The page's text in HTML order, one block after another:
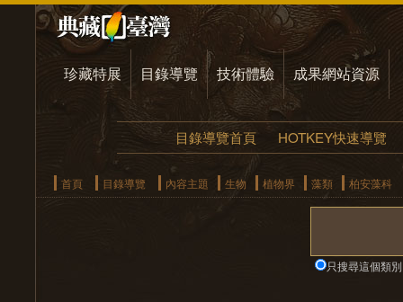
珍藏特展 目錄導覽 技術體驗 成果網站資源
目錄導覽首頁 HOTKEY快速導覽
首頁 目錄導覽 內容主題 生物 植物界 藻類 柏安藻科
只搜尋這個類別